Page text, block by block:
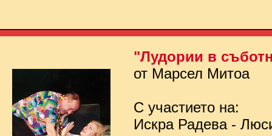
"Лудории в
от Марсел Митоа
С участието на:
Искра Радева -